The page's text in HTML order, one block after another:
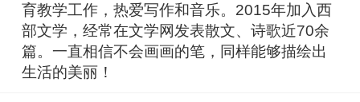
育教学工作，热爱写作和音乐。2015年加入西
部文学，经常在文学网发表散文、诗歌近70余
篇。一直相信不会画画的笔，同样能够描绘出
生活的美丽！